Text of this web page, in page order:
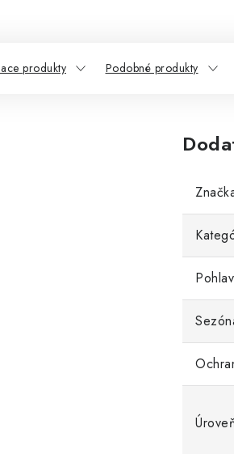
produkty Podobné produkty